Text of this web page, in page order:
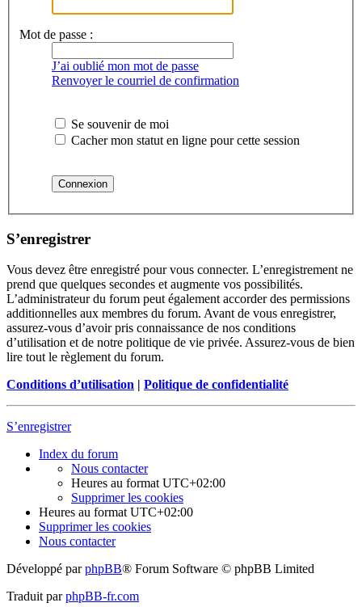
Mot de passe :
J’ai oublié mon mot de passe
Renvoyer le courriel de confirmation
Se souvenir de moi
Cacher mon statut en ligne pour cette session
S’enregistrer
Vous devez être enregistré pour vous connecter. L’enregistrement ne
prend que quelques secondes et augmente vos possibilités.
L’administrateur du forum peut également accorder des permissions
additionnelles aux membres du forum. Avant de vous enregistrer,
assurez-vous d’avoir pris connaissance de nos conditions
d’utilisation et de notre politique de vie privée. Assurez-vous de bien
lire tout le règlement du forum.
Conditions d’utilisation | Politique de confidentialité
S’enregistrer
Index du forum
Nous contacter
Heures au format UTC+02:00
Supprimer les cookies
Heures au format UTC+02:00
Supprimer les cookies
Nous contacter
Développé parphpBB® Forum Software © phpBB Limited
Traduit parphpBB-fr.com